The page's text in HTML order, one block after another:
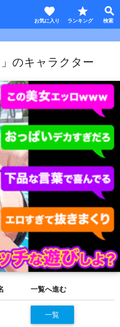
search
star
favorite
のキャラクター
一覧へ進む
一覧